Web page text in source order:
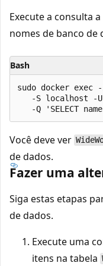
Execute a consulta
nomes de banco de
Bash
sudo docker
-S localhost -
Você deve ver
de dados.
Fazer uma
Siga estas etapas
de dados.
Execute uma
itens na tabela